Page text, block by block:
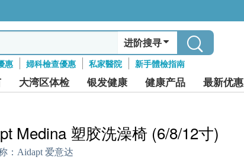
进阶搜寻
惠 婦科檢查優惠 私家醫院 新手體檢指南
大湾区体检 银发健康 健康产品 最新优惠
Medina 塑胶洗澡椅 (6/8/12寸)
： Aidapt 爱意达